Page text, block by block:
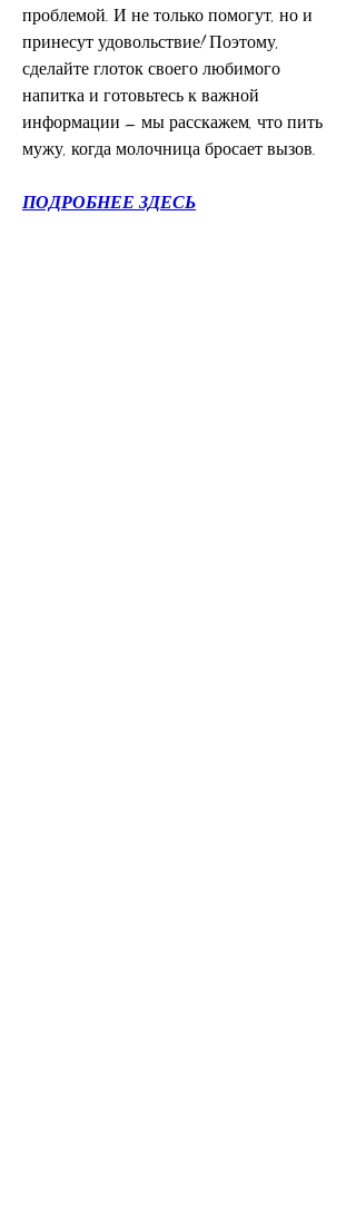
проблемой. И не только помогут, но и
принесут удовольствие! Поэтому,
сделайте глоток своего любимого
напитка и готовьтесь к важной
информации – мы расскажем, что пить
мужу, когда молочница бросает вызов.
ПОДРОБНЕЕ ЗДЕСЬ